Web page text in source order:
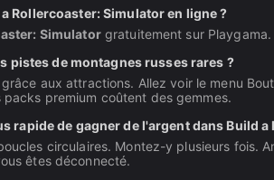
Rollercoaster: Simulator en ligne ?
Simulatorgratuitement sur Playgama.
pistes de montagnes russes rares ?
aux attractions. Allez voir le menu
premium coûtent des gemmes.
rapide de gagner de l'argent dans Build
circulaires. Montez-y plusieurs fois.
êtes déconnecté.